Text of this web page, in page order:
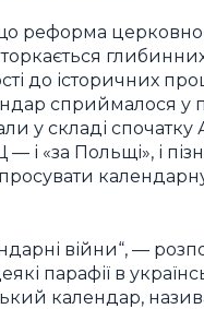
реформа
до історичних
сприймалося у
у складі
і «за Польщі», і
просувати
війни“, —
парафії в
календар,